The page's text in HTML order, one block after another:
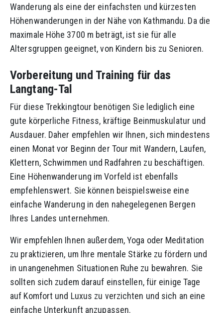
Wanderung als eine der einfachsten und kürzesten
Höhenwanderungen in der Nähe von Kathmandu. Da die
maximale Höhe 3700 m beträgt, ist sie für alle
Altersgruppen geeignet, von Kindern bis zu Senioren.
Vorbereitung und Training für das
Langtang-Tal
Für diese Trekkingtour benötigen Sie lediglich eine
gute körperliche Fitness, kräftige Beinmuskulatur und
Ausdauer. Daher empfehlen wir Ihnen, sich mindestens
einen Monat vor Beginn der Tour mit Wandern, Laufen,
Klettern, Schwimmen und Radfahren zu beschäftigen.
Eine Höhenwanderung im Vorfeld ist ebenfalls
empfehlenswert. Sie können beispielsweise eine
einfache Wanderung in den nahegelegenen Bergen
Ihres Landes unternehmen.
Wir empfehlen Ihnen außerdem, Yoga oder Meditation
zu praktizieren, um Ihre mentale Stärke zu fördern und
in unangenehmen Situationen Ruhe zu bewahren. Sie
sollten sich zudem darauf einstellen, für einige Tage
auf Komfort und Luxus zu verzichten und sich an eine
einfache Unterkunft anzupassen.